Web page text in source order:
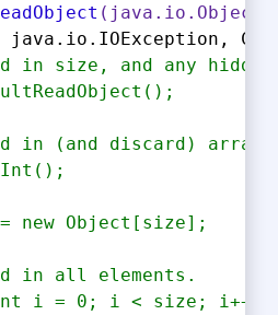
java.io.IOException,
in size, and any
discard) array
Object[size];
all elements.
0; i < size; i++)